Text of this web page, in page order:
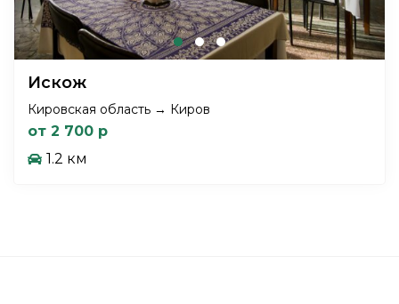
Искож
Кировская область → Киров
от 2 700 р
1.2 км